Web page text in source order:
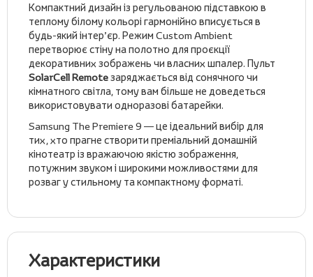
Компактний дизайн із регульованою підставкою в
теплому білому кольорі гармонійно вписується в
будь-який інтер’єр. Режим Custom Ambient
перетворює стіну на полотно для проєкції
декоративних зображень чи власних шпалер. Пульт
SolarCell Remoteзаряджається від сонячного чи
кімнатного світла, тому вам більше не доведеться
використовувати одноразові батарейки.
Samsung The Premiere 9 — це ідеальний вибір для
тих, хто прагне створити преміальний домашній
кінотеатр із вражаючою якістю зображення,
потужним звуком і широкими можливостями для
розваг у стильному та компактному форматі.
Характеристики